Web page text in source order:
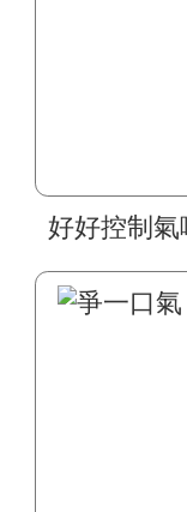
好好控制